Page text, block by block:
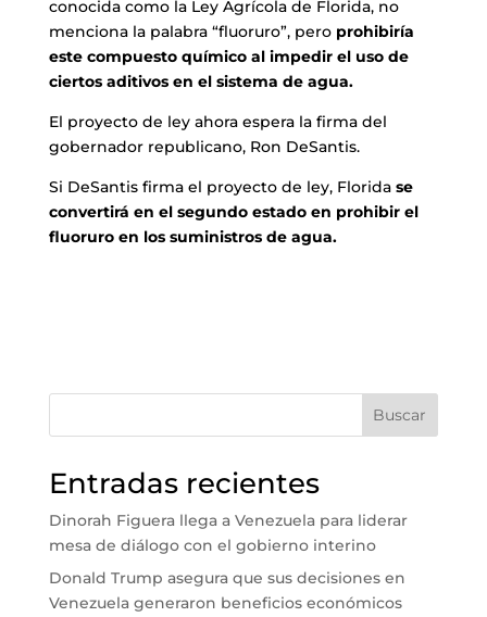
conocida como la Ley Agrícola de Florida, no
menciona la palabra “fluoruro”, peroprohibiría
este compuesto químico al impedir el uso de
ciertos aditivos en el sistema de agua.
El proyecto de ley ahora espera la firma del
gobernador republicano, Ron DeSantis.
Si DeSantis firma el proyecto de ley, Florida se
convertirá en el segundo estado en prohibir el
fluoruro en los suministros de agua.
Buscar
Entradas recientes
Dinorah Figuera llega a Venezuela para liderar
mesa de diálogo con el gobierno interino
Donald Trump asegura que sus decisiones en
Venezuela generaron beneficios económicos